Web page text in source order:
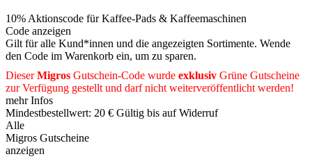
10% Aktionscode für Kaffee-Pads & Kaffeemaschinen
Code anzeigen
Gilt für alle Kund*innen und die angezeigten Sortimente. Wende
den Code im Warenkorb ein, um zu sparen.
DieserMigros Gutschein-Code wurde exklusiv Grüne Gutscheine
zur Verfügung gestellt und darf nicht weiterveröffentlicht werden!
mehr Infos
Mindestbestellwert: 20 € Gültig bis auf Widerruf
Alle
Migros Gutscheine
anzeigen